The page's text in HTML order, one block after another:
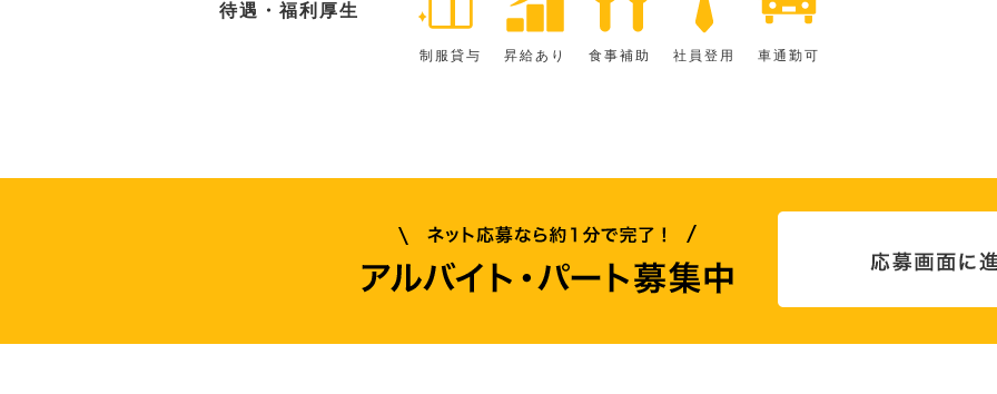
待遇・福利厚生
制服貸与 昇給あり 食事補助 社員登用 車通勤可